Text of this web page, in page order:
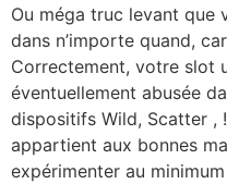
Ou méga truc levant que
dans n’importe quand,
Correctement, votre slot
éventuellement abusée
dispositifs Wild, Scatter ,
appartient aux bonnes
expérimenter au